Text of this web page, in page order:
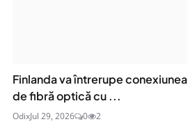
Finlanda va întrerupe conexiunea
de fibră optică cu ...
OdixJul 29, 2026 0 2